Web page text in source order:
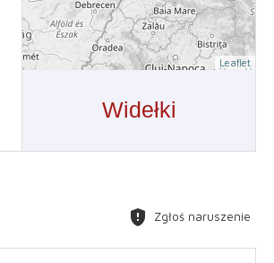
Leaflet
Widełki
gpp_maybe Zgłoś naruszenie